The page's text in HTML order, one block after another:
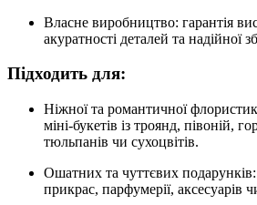
Власне виробництво: гарантія
акуратності деталей та надійної
Підходить для:
Ніжної та романтичної
міні-букетів із троянд, півоній,
тюльпанів чи сухоцвітів.
Ошатних та чуттєвих
прикрас, парфумерії, аксесуарів